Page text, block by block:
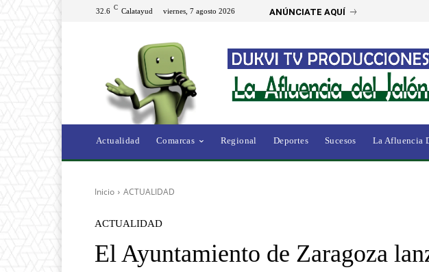
32.6 C Calatayud viernes, 7 agosto 2026 ANÚNCIATE AQUÍ
Actualidad Comarcas Regional Deportes Sucesos La Afluencia
Inicio ACTUALIDAD
ACTUALIDAD
El Ayuntamiento de Zaragoza